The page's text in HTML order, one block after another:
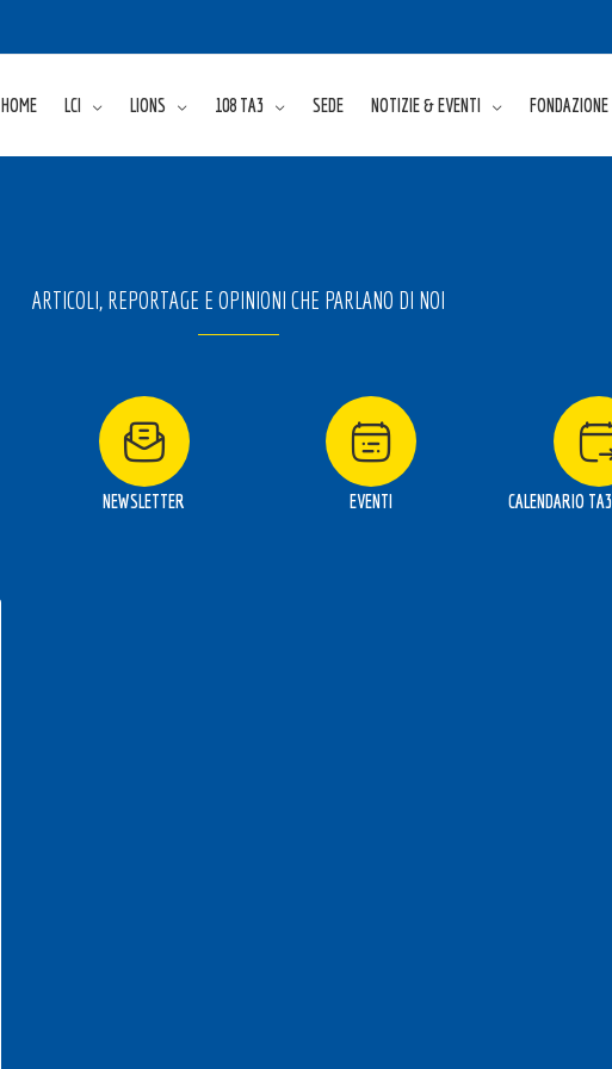
HOME LCI LIONS 108 TA3 SEDE NOTIZIE & EVENTI FONDAZIONE
ARTICOLI, REPORTAGE E OPINIONI CHE PARLANO DI NOI
NEWSLETTER EVENTI CALENDARIO